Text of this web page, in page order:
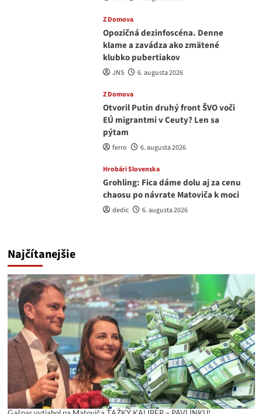
Z Domova
Opozičná dezinfoscéna. Denne
klame a zavádza ako zmätené
klubko pubertiakov
JNS 6. augusta 2026
Z Domova
Otvoril Putin druhý front ŠVO voči
EÚ migrantmi v Ceuty? Len sa
pýtam
ferro 6. augusta 2026
Hrobári Slovenska
Grohling: Fica dáme dolu aj za cenu
chaosu po návrate Matoviča k moci
dedic 6. augusta 2026
Najčítanejšie